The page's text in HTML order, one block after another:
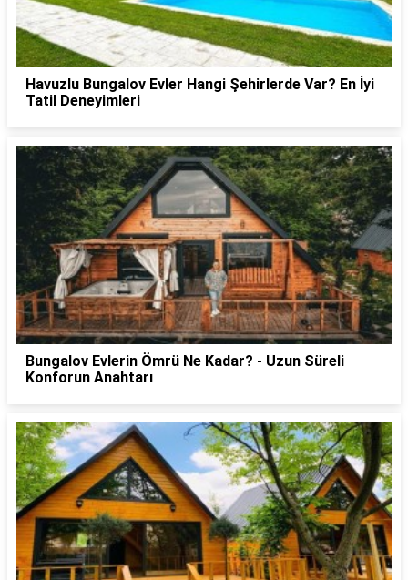
Havuzlu Bungalov Evler Hangi Şehirlerde Var? En İyi
Tatil Deneyimleri
Bungalov Evlerin Ömrü Ne Kadar? - Uzun Süreli
Konforun Anahtarı